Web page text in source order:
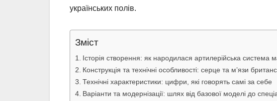
українських полів.
Зміст
Історія створення: як народилася артилерійська система
Конструкція та технічні особливості: серце та м’язи
Технічні характеристики: цифри, які говорять самі за себе
Варіанти та модернізації: шлях від базової моделі до